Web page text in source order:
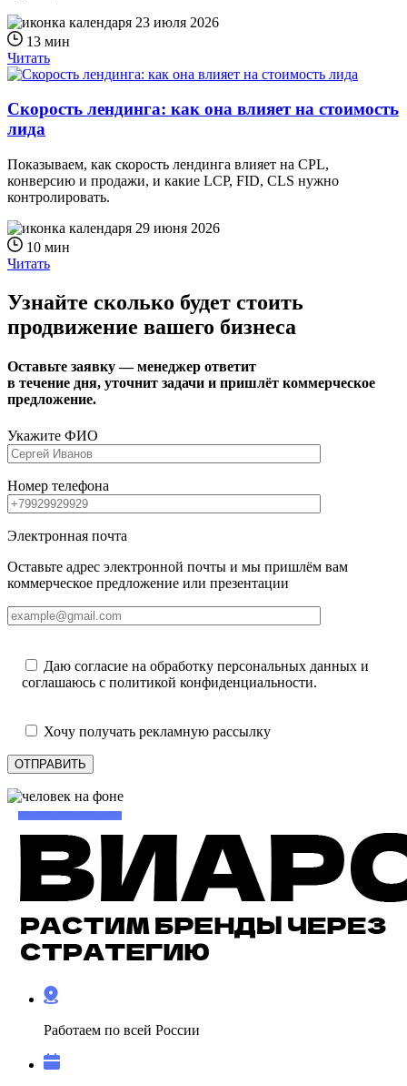
23 июля 2026
13 мин
Читать
Скорость лендинга: как она влияет на стоимость
лида
Показываем, как скорость лендинга влияет на CPL,
конверсию и продажи, и какие LCP, FID, CLS нужно
контролировать.
29 июня 2026
10 мин
Читать
Узнайте сколько будет стоить
продвижение вашего бизнеса
Оставьте заявку — менеджер ответит
в течение дня, уточнит задачи и пришлёт коммерческое
предложение.
Укажите ФИО
Номер телефона
Электронная почта
Оставьте адрес электронной почты и мы пришлём вам
коммерческое предложение или презентации
Даю согласие на обработку персональных данных и
соглашаюсь с политикой конфиденциальности.
Хочу получать рекламную рассылку
ОТПРАВИТЬ
Работаем по всей России